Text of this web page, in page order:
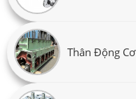
Thân Động Cơ